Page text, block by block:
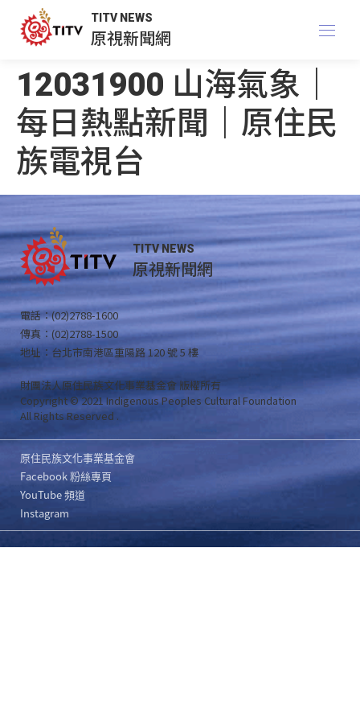
TITV NEWS
原視新聞網
12031900 山海氣象｜
每日熱點新聞｜原住民
族電視台
TITV NEWS
原視新聞網
電話：(02)2788-1600
傳真：(02)2788-1500
地址：台北市南港區重陽路 120 號 5 樓
財團法人原住民族文化事業基金會 版權所有
Copyright © 2021 Indigenous Peoples Cultural Foundation
All Rights Reserved .
原住民族文化事業基金會
Facebook 粉絲專頁
YouTube 頻道
Instagram